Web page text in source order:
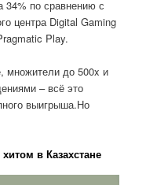
34% по сравнению с
центра Digital Gaming
Play.
множители до 500x и
– всё это
выигрыша.Но
в Казахстане